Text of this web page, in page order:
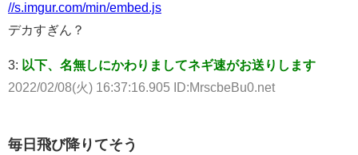
//s.imgur.com/min/embed.js
デカすぎん？
3: 以下、名無しにかわりましてネギ速がお送りします
2022/02/08(火) 16:37:16.905 ID:MrscbeBu0.net
毎日飛び降りてそう